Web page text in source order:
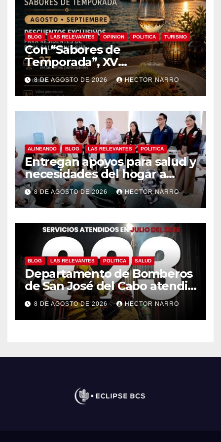
BLOG LAS RELEVANTES OPINION POLITICA TURISMO
Con “Sabores de
Temporada”, XV
Ayuntamiento de Los Cabos y
Canirac impulsan consumo
local con beneficios para
residentes de BCS
8 DE AGOSTO DE 2026 HECTOR NARRO
ALINEANDO BLOG LAS RELEVANTES POLITICA
Entregan apoyos para salud y
necesidades del hogar a
familias de Cabo San Lucas
8 DE AGOSTO DE 2026 HECTOR NARRO
BLOG LAS RELEVANTES POLITICA SALUD
Departamento de Bomberos
de San José del Cabo atendió
323 emergencias durante
julio
8 DE AGOSTO DE 2026 HECTOR NARRO